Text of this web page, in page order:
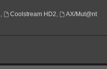
, Coolstream HD2,
AX/Mut@nt